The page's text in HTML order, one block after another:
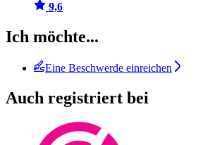
9,6
Ich möchte...
Eine Beschwerde einreichen
Auch registriert bei